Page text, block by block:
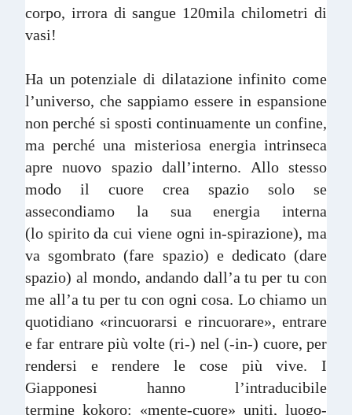
corpo, irrora di sangue 120mila chilometri di
vasi!
Ha un potenziale di dilatazione infinito come
l’universo, che sappiamo essere in espansione
non perché si sposti continuamente un confine,
ma perché una misteriosa energia intrinseca
apre nuovo spazio dall’interno. Allo stesso
modo il cuore crea spazio solo se
assecondiamo la sua energia interna
(lo spirito da cui viene ogni in-spirazione), ma
va sgombrato (fare spazio) e dedicato (dare
spazio) al mondo, andando dall’a tu per tu con
me all’a tu per tu con ogni cosa. Lo chiamo un
quotidiano «rincuorarsi e rincuorare», entrare
e far entrare più volte (ri-) nel (-in-) cuore, per
rendersi e rendere le cose più vive. I
Giapponesi hanno l’intraducibile
termine kokoro: «mente-cuore» uniti, luogo-